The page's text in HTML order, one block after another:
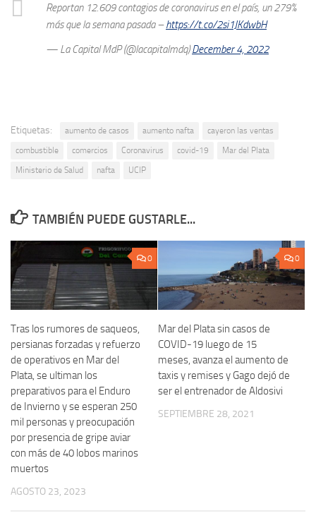
Reportan 12.609 contagios de coronavirus en el país, un 279%
más que la semana pasada –https://t.co/2si1JKdwbH
— La Capital MdP (@lacapitalmdq)December 4, 2022
Etiquetas: aumento de casos aumento nafta
cayeron las ventas
combustible
comercios Coronavirus covid-19
Mar del Plata
Ministerio de Salud
nafta UCIP
TAMBIÉN PUEDE GUSTARLE...
0
Tras los rumores de saqueos,
persianas forzadas y refuerzo
de operativos en Mar del
Plata, se ultiman los
preparativos para el Enduro
de Invierno y se esperan 250
mil personas y preocupación
por presencia de gripe aviar
con más de 40 lobos marinos
muertos
AGOSTO 23, 2023
0
Mar del Plata sin casos de
COVID-19 luego de 15
meses, avanza el aumento de
taxis y remises y Gago dejó de
ser el entrenador de Aldosivi
SEPTIEMBRE 28, 2021